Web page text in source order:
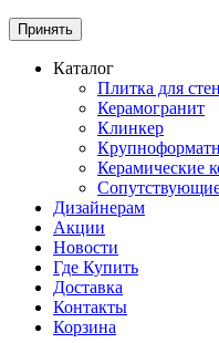
Принять
Каталог
Плитка для стен
Керамогранит
Клинкер
Керамические
Дизайнерам
Акции
Новости
Где Купить
Доставка
Контакты
Корзина